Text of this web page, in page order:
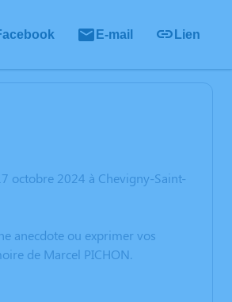
E-mail Lien
octobre 2024 à Chevigny-Saint-
anecdote ou exprimer vos
de Marcel PICHON.